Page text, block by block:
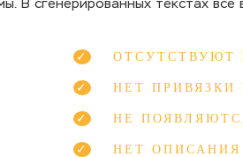
В сгенерированных текстах все
ОТСУТСТВУЮТ
НЕТ
НЕ
НЕТ